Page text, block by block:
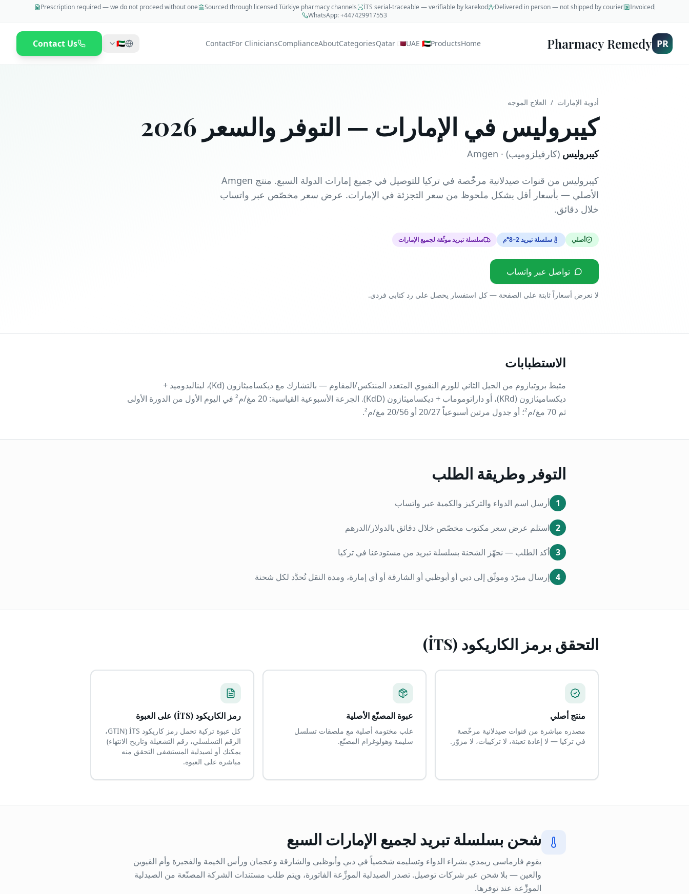
Prescription required — we do not proceed without one Sourced through licensed Türkiye pharmacy channels İTS serial-traceable — verifiable by karekod Delivered in person — not shipped by courier
Invoiced
WhatsApp:+447429917553
PR
Pharmacy Remedy
Home
Products
UAE 🇦🇪
Qatar 🇶🇦
Categories
About
Compliance
For Clinicians
Contact
🇦🇪
Contact Us
أدوية الإمارات / العلاج الموجه
كيبروليس في الإمارات — التوفر والسعر 2026
كيبروليس (كارفيلزوميب) ·
Amgen
كيبروليس من قنوات صيدلانية مرخّصة في تركيا للتوصيل في جميع إمارات الدولة السبع. منتج Amgen
الأصلي — بأسعار أقل بشكل ملحوظ من سعر التجزئة في الإمارات. عرض سعر مخصّص عبر واتساب
خلال دقائق.
أصلي سلسلة تبريد 2–8°م سلسلة تبريد موثّقة لجميع الإمارات
تواصل عبر واتساب
لا نعرض أسعاراً ثابتة على الصفحة — كل استفسار يحصل على رد كتابي فردي.
الاستطبابات
مثبط بروتيازوم من الجيل الثاني للورم النقيوي المتعدد المنتكس/المقاوم — بالتشارك مع ديكساميثازون (Kd)، ليناليدوميد +
ديكساميثازون (KRd)، أو داراتوموماب + ديكساميثازون (KdD). الجرعة الأسبوعية القياسية: 20 مغ/م² في اليوم الأول من الدورة الأولى
ثم 70 مغ/م²؛ أو جدول مرتين أسبوعياً 20/27 أو 20/56 مغ/م².
التوفر وطريقة الطلب
1 أرسل اسم الدواء والتركيز والكمية عبر واتساب
2 استلم عرض سعر مكتوب مخصّص خلال دقائق بالدولار/الدرهم
3 أكد الطلب — نجهّز الشحنة بسلسلة تبريد من مستودعنا في تركيا
4 إرسال مبرّد وموثّق إلى دبي أو أبوظبي أو الشارقة أو أي إمارة، ومدة النقل تُحدَّد لكل شحنة
التحقق برمز الكاريكود (İTS)
منتج أصلي
مصدره مباشرة من قنوات صيدلانية مرخّصة
في تركيا — لا إعادة تعبئة، لا تركيبات، لا مزوّر.
عبوة المصنّع الأصلية
علب مختومة أصلية مع ملصقات تسلسل
سليمة وهولوغرام المصنّع.
رمز الكاريكود (İTS) على العبوة
كل عبوة تركية تحمل رمز كاريكود İTS (GTIN،
الرقم التسلسلي، رقم التشغيلة وتاريخ الانتهاء)
يمكنك أو لصيدلية المستشفى التحقق منه
مباشرة على العبوة.
شحن بسلسلة تبريد لجميع الإمارات السبع
يقوم فارماسي ريمدي بشراء الدواء وتسليمه شخصياً في دبي وأبوظبي والشارقة وعجمان ورأس الخيمة والفجيرة وأم القيوين
والعين — بلا شحن عبر شركات توصيل. تصدر الصيدلية الموزِّعة الفاتورة، ويتم طلب مستندات الشركة المصنّعة من الصيدلية
الموزِّعة عند توفرها.